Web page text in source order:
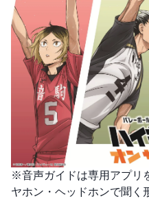
※音声ガイドは専用アプリ
ヤホン・ヘッドホンで聞く